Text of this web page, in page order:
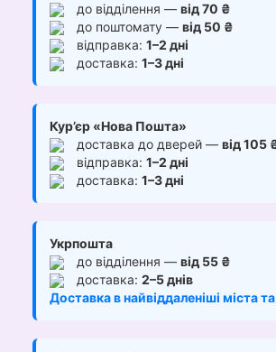
до відділення — від 70 ₴
до поштомату — від 50 ₴
відправка: 1–2 дні
доставка: 1–3 дні
Кур’єр «Нова Пошта»
доставка до дверей — від 105
відправка: 1–2 дні
доставка: 1–3 дні
Укрпошта
до відділення — від 55 ₴
доставка: 2–5 днів
Доставка в найвіддаленіші міста